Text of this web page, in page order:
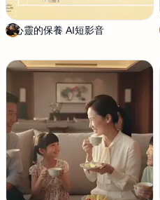
陳
淇
心靈的保養 AI短影音